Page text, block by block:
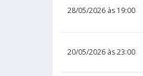
28/05/2026 às 19:00
20/05/2026 às 23:00